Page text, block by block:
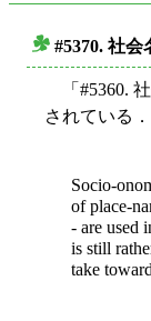
#5370. 社
「#5360.
されている
Socio-
of place-
- are used
is still
take